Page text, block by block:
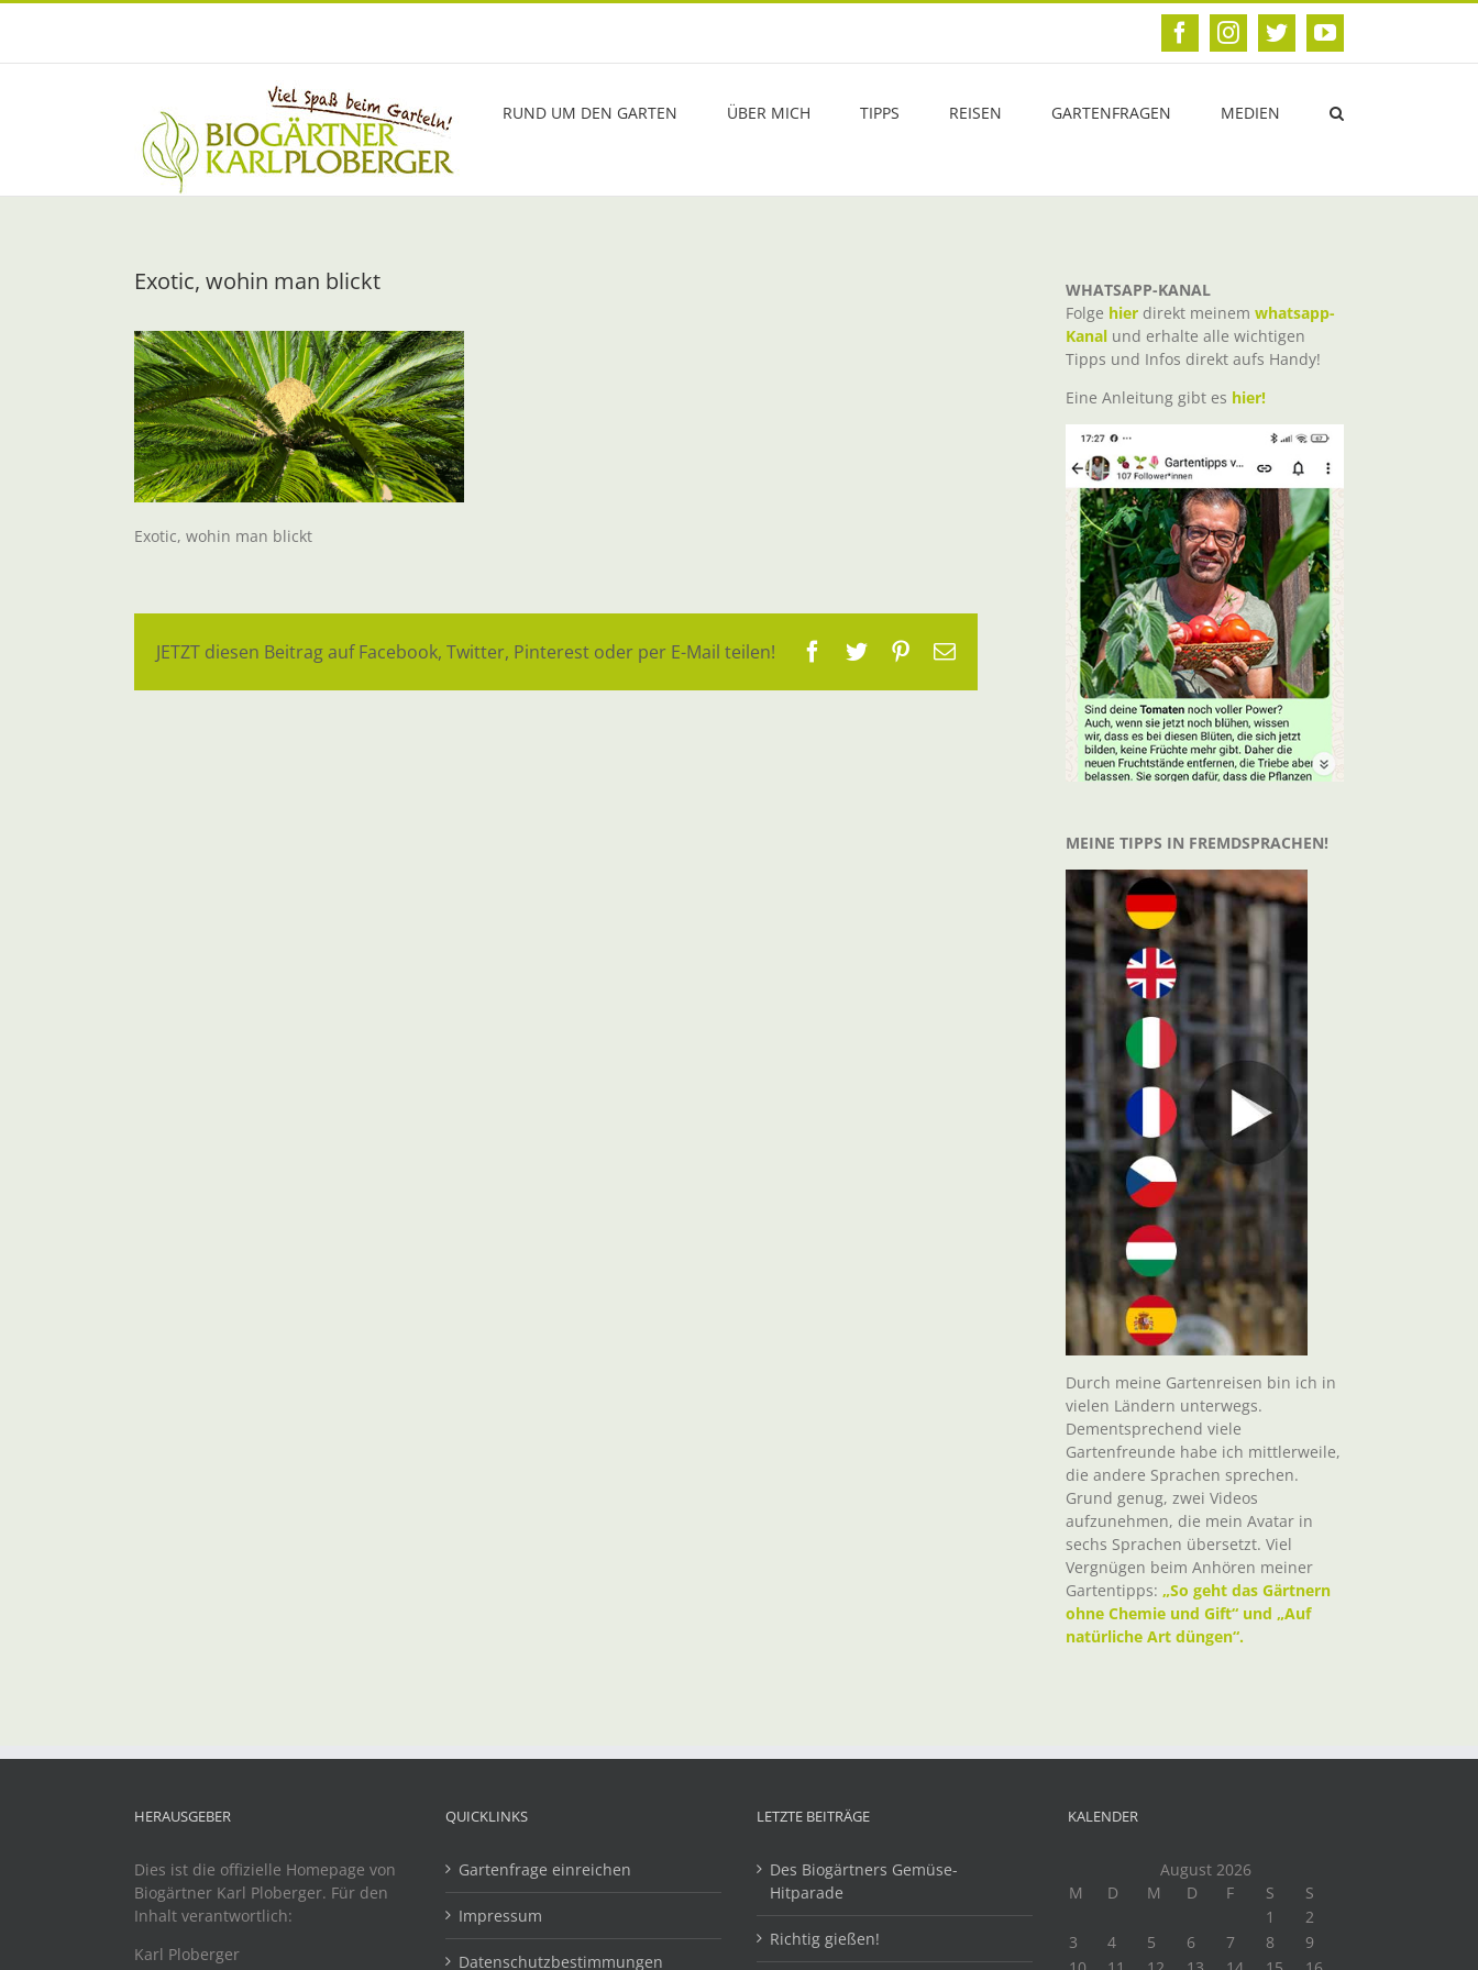
Zum
FacebookInstagram
TwitterYouTube
RUND UM DEN GARTEN ÜBER MICH TIPPS REISEN GARTENFRAGEN MEDIEN
Exotic, wohin man blickt
Exotic, wohin man blickt
JETZT diesen Beitrag auf Facebook, Twitter, Pinterest oder per E-Mail teilen! Facebook
TwitterPinterest
E-
WHATSAPP-KANAL
Folge hier direkt meinem whatsapp-
Kanal und erhalte alle wichtigen
Tipps und Infos direkt aufs Handy!
Eine Anleitung gibt es hier!
MEINE TIPPS IN FREMDSPRACHEN!
Durch meine Gartenreisen bin ich in
vielen Ländern unterwegs.
Dementsprechend viele
Gartenfreunde habe ich mittlerweile,
die andere Sprachen sprechen.
Grund genug, zwei Videos
aufzunehmen, die mein Avatar in
sechs Sprachen übersetzt. Viel
Vergnügen beim Anhören meiner
Gartentipps: „So geht das Gärtnern
ohne Chemie und Gift“ und „Auf
natürliche Art düngen“.
HERAUSGEBER
Dies ist die offizielle Homepage von
Biogärtner Karl Ploberger. Für den
Inhalt verantwortlich:
Karl Ploberger
QUICKLINKS
Gartenfrage einreichen
Impressum
Datenschutzbestimmungen
LETZTE BEITRÄGE
Des Biogärtners Gemüse-
Hitparade
Richtig gießen!
KALENDER
August 2026
M
D M D F S
S
1
2
3
4 5 6 7 8
9